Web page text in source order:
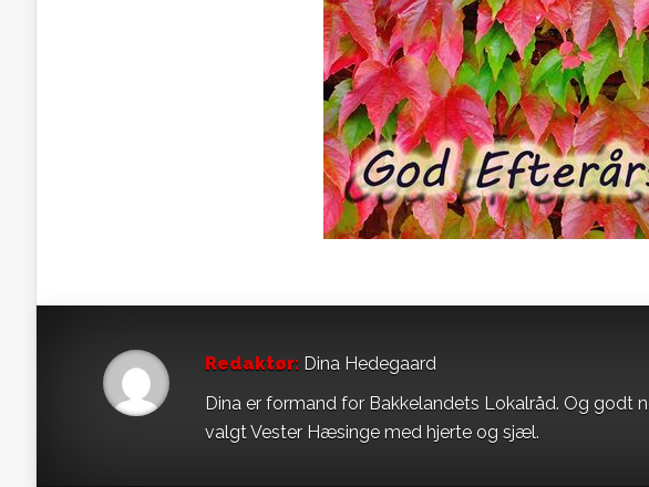
Redaktør: Dina Hedegaard
Dina er formand for Bakkelandets Lokalråd. Og godt
valgt Vester Hæsinge med hjerte og sjæl.